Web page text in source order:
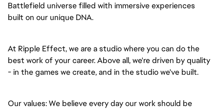
Battlefield universe filled with immersive experiences
built on our unique DNA.
At Ripple Effect, we are a studio where you can do the
best work of your career. Above all, we're driven by quality
- in the games we create, and in the studio we've built.
Our values: We believe every day our work should be